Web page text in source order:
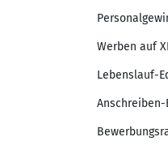
Werben auf
Lebenslauf-
Anschreiben-